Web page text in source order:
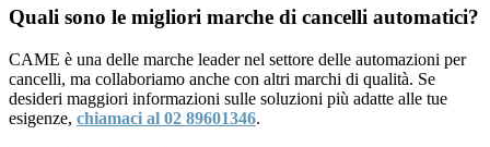
Quali sono le migliori marche di cancelli automatici?
CAME è una delle marche leader nel settore delle automazioni per
cancelli, ma collaboriamo anche con altri marchi di qualità. Se
desideri maggiori informazioni sulle soluzioni più adatte alle tue
esigenze, chiamaci al 02 89601346.